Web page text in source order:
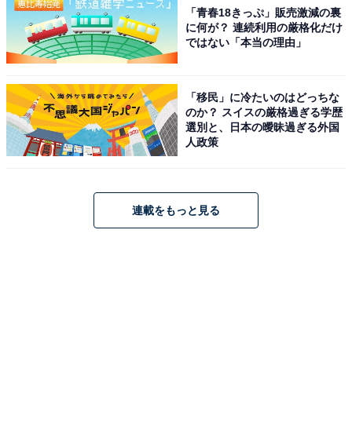
「BSL36A18X」はAmazonでも楽天でも買える
ハイコーキのマルチボルトバッテリー「BSL36A18X」
です。
Amazon
「青春18きっぷ」販売激減の裏
に何が？ 連続利用の厳格化だけ
ではない「本当の理由」
「移民」に冷たいのはどっちな
のか？ スイスの厳格過ぎる学歴
選別と、日本の曖昧過ぎる外国
人政策
連載をもっと見る